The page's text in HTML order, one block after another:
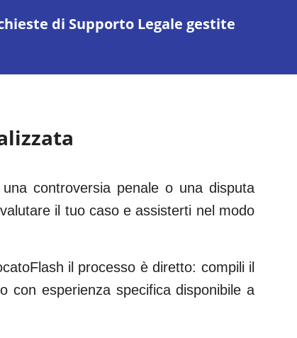
di Supporto Legale gestite
controversia penale o una disputa
il tuo caso e assisterti nel modo
il processo è diretto: compili il
con esperienza specifica disponibile a